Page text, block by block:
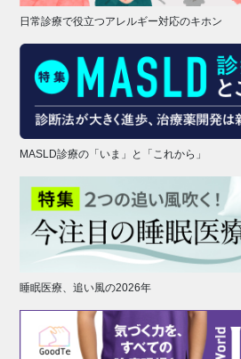
日常診療で役立つアレルギー対応のキホン
MASLD診療の「いま」と「これから」
睡眠医療、追い風の2026年